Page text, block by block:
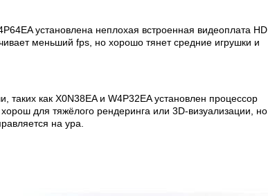
установлена неплохая встроенная видеоплата HD
меньший fps, но хорошо тянет средние игрушки и
таких как X0N38EA и W4P32EA установлен процессор
для тяжёлого рендеринга или 3D-визуализации, но
на ура.